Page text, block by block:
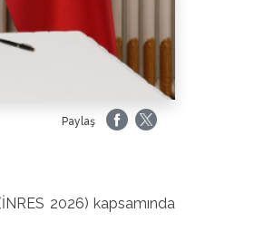
Paylaş
2026) kapsamında